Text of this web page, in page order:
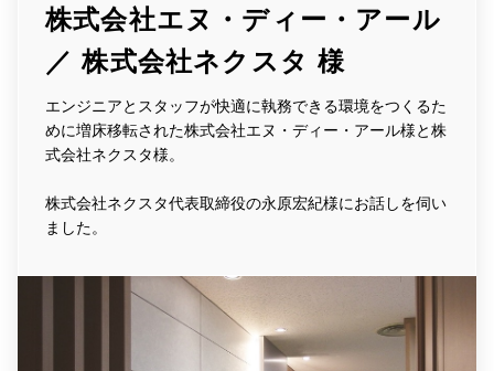
株式会社エヌ・ディー・アール
／ 株式会社ネクスタ 様
エンジニアとスタッフが快適に執務できる環境をつくるた
めに増床移転された株式会社エヌ・ディー・アール様と株
式会社ネクスタ様。
株式会社ネクスタ代表取締役の永原宏紀様にお話しを伺い
ました。